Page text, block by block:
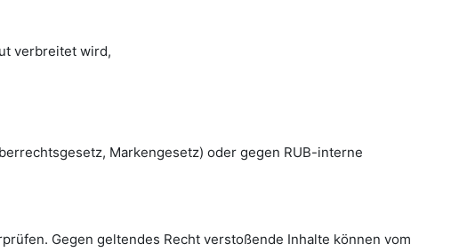
verbreitet wird,
Markengesetz) oder gegen RUB-interne
Gegen geltendes Recht verstoßende Inhalte können vom